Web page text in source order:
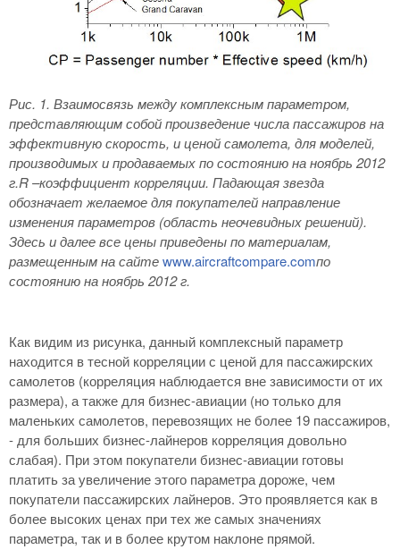
Рис. 1. Взаимосвязь между комплексным параметром,
представляющим собой произведение числа пассажиров на
эффективную скорость, и ценой самолета, для моделей,
производимых и продаваемых по состоянию на ноябрь 2012
г.R–коэффициент корреляции. Падающая звезда
обозначает желаемое для покупателей направление
изменения параметров (область неочевидных решений).
Здесь и далее все цены приведены по материалам,
размещенным на сайтеwww.aircraftcompare.comпо
состоянию на ноябрь 2012 г.
Как видим из рисунка, данный комплексный параметр
находится в тесной корреляции с ценой для пассажирских
самолетов (корреляция наблюдается вне зависимости от их
размера), а также для бизнес-авиации (но только для
маленьких самолетов, перевозящих не более 19 пассажиров,
- для больших бизнес-лайнеров корреляция довольно
слабая). При этом покупатели бизнес-авиации готовы
платить за увеличение этого параметра дороже, чем
покупатели пассажирских лайнеров. Это проявляется как в
более высоких ценах при тех же самых значениях
параметра, так и в более крутом наклоне прямой.